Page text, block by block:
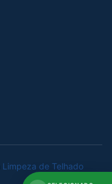
Limpeza de Telhado